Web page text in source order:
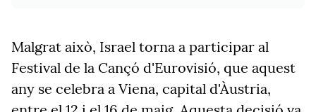
Malgrat això, Israel torna a participar al
Festival de la Cançó d'Eurovisió, que aquest
any se celebra a Viena, capital d'Àustria,